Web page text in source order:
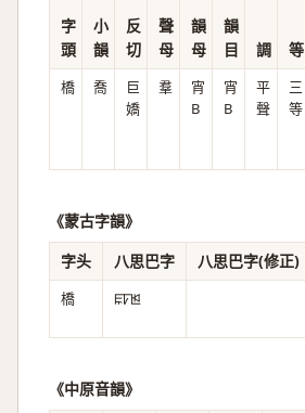
字
頭
小
韻
反
切
聲
母
韻
母
韻
目
調 等
橋 喬
巨
嬌
羣
宵
B
宵
B
平
聲
三
等
《蒙古字韻》
字头
八思巴字 八思巴字(修正)
橋 ꡀꡠꡓ
《中原音韻》